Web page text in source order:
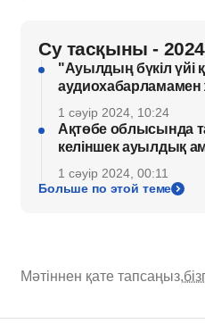
Су тасқыны - 2024
"Ауылдың бүкіл үйі
аудиохабарламамен
1 сәуір 2024, 10:24
Ақтөбе облысында
келіншек ауылдық
1 сәуір 2024, 00:11
Больше по этой теме
Мәтіннен қате тапсаңыз,